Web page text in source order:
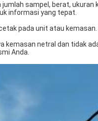
sampel, berat, ukuran
informasi yang tepat.
pada unit atau kemasan.
kemasan netral dan tidak
Anda.